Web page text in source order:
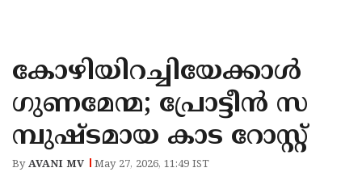
KANNUR
KASARAGOD
കോഴിയിറച്ചിയേക്കാൾ
ഗുണമേന്മ; പ്രോട്ടീൻ സ
മ്പുഷ്ടമായ കാട റോസ്റ്റ്
ByAVANI MV May 27, 2026, 11:49 IST